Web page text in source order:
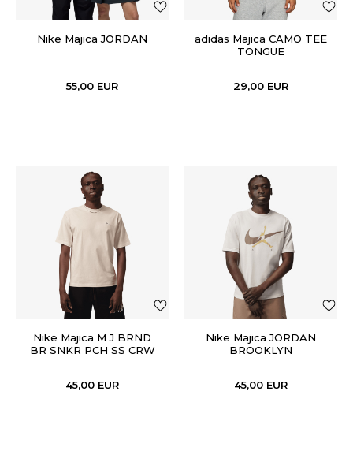
Nike Majica JORDAN
55,00 EUR
adidas Majica CAMO TEE
TONGUE
29,00 EUR
Nike Majica M J BRND
BR SNKR PCH SS CRW
45,00 EUR
Nike Majica JORDAN
BROOKLYN
45,00 EUR